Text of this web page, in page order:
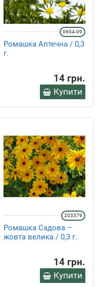
Ромашка Аптечна / 0,3
г.
0604-09
14 грн.
Купити
Ромашка Садова –
жовта велика / 0,3 г.
203379
14 грн.
Купити